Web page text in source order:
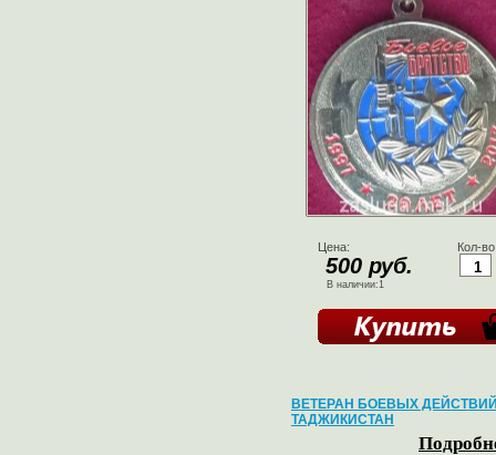
Цена:
500 руб.
В наличии:1
Кол-
ВЕТЕРАН БОЕВЫХ
ТАДЖИКИСТАН